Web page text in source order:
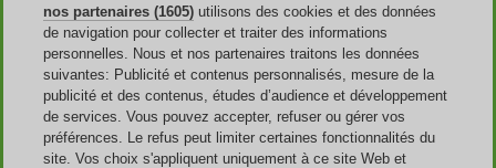
France
nos partenaires (1605) utilisons des cookies et des données
de navigation pour collecter et traiter des informations
personnelles. Nous et nos partenaires traitons les données
suivantes: Publicité et contenus personnalisés, mesure de la
publicité et des contenus, études d’audience et développement
de services. Vous pouvez accepter, refuser ou gérer vos
préférences. Le refus peut limiter certaines fonctionnalités du
site. Vos choix s'appliquent uniquement à ce site Web et